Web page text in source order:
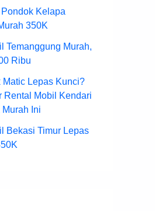
Kelapa
350K
Temanggung Murah,
Ribu
Matic Lepas Kunci?
Rental Mobil Kendari
Ini
Bekasi Timur Lepas